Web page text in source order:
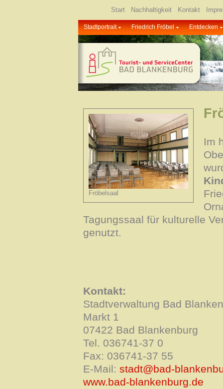
Start Nachhaltigkeit Kontakt
Stadtportrait Friedrich Fröbel Entdecken
Fröbelsaal
Im
Tagungssaal für kulturelle
genutzt.
Kontakt:
Stadtverwaltung Bad
Markt 1
07422 Bad Blankenburg
Tel. 036741-37 0
Fax: 036741-37 55
E-Mail: stadt@bad-
www.bad-blankenburg.de